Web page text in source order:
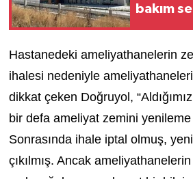
bakım
Hastanedeki ameliyathanelerin
ihalesi nedeniyle
dikkat çeken Doğruyol,
bir defa ameliyat zemini yenileme
Sonrasında ihale iptal olmuş,
çıkılmış. Ancak